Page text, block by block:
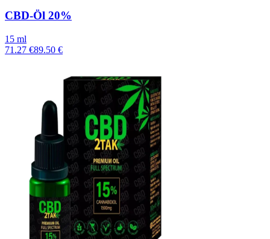
CBD-Öl 20%
15 ml
71.27 €89.50 €